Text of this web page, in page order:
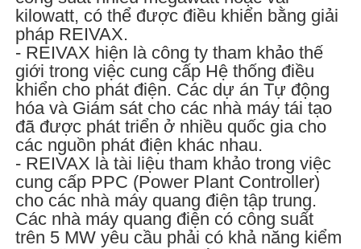
kilowatt, có thể được điều khiển bằng giải
pháp REIVAX.
- REIVAX hiện là công ty tham khảo thế
giới trong việc cung cấp Hệ thống điều
khiển cho phát điện. Các dự án Tự động
hóa và Giám sát cho các nhà máy tái tạo
đã được phát triển ở nhiều quốc gia cho
các nguồn phát điện khác nhau.
- REIVAX là tài liệu tham khảo trong việc
cung cấp PPC (Power Plant Controller)
cho các nhà máy quang điện tập trung.
Các nhà máy quang điện có công suất
trên 5 MW yêu cầu phải có khả năng kiểm